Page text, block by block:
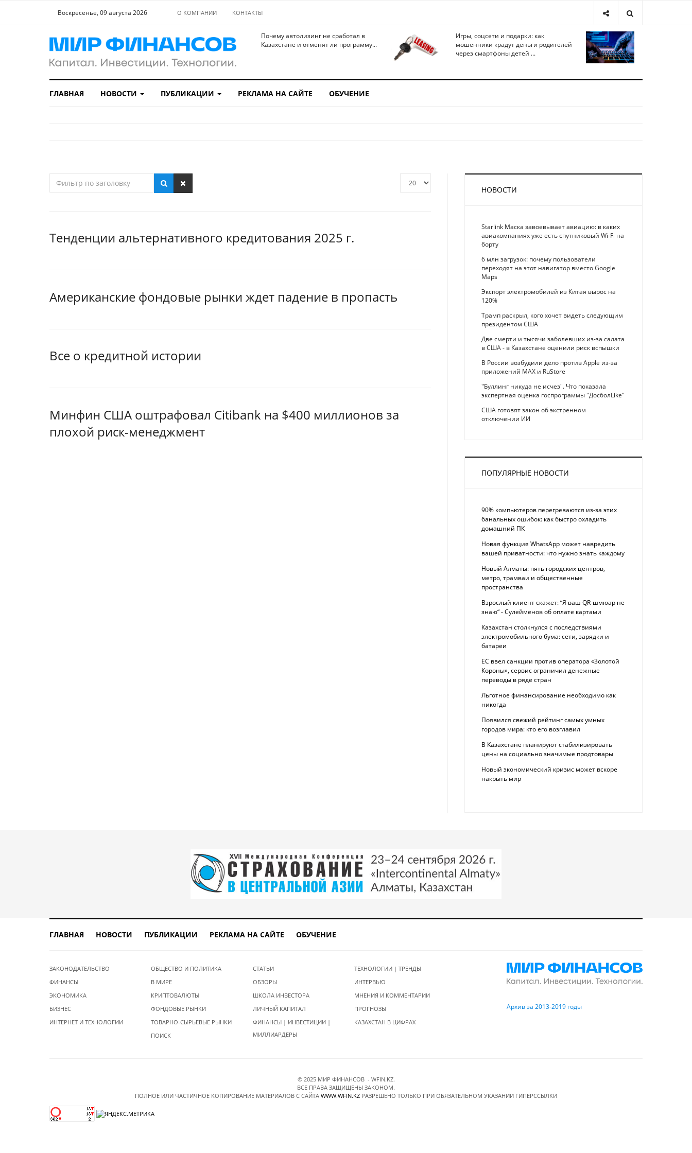
Воскресенье, 09 августа 2026 О КОМПАНИИ КОНТАКТЫ
Почему автолизинг не сработал в
Казахстане и отменят ли программу...
Игры, соцсети и подарки: как
мошенники крадут деньги родителей
через смартфоны детей ...
ГЛАВНАЯ НОВОСТИ ПУБЛИКАЦИИ РЕКЛАМА НА САЙТЕ ОБУЧЕНИЕ
Тенденции альтернативного кредитования 2025 г.
Американские фондовые рынки ждет падение в пропасть
Все о кредитной истории
Минфин США оштрафовал Citibank на $400 миллионов за
плохой риск-менеджмент
НОВОСТИ
Starlink Маска завоевывает авиацию: в каких
авиакомпаниях уже есть спутниковый Wi-Fi на
борту
6 млн загрузок: почему пользователи
переходят на этот навигатор вместо Google
Maps
Экспорт электромобилей из Китая вырос на
120%
Трамп раскрыл, кого хочет видеть следующим
президентом США
Две смерти и тысячи заболевших из-за салата
в США - в Казахстане оценили риск вспышки
В России возбудили дело против Apple из-за
приложений MAX и RuStore
"Буллинг никуда не исчез". Что показала
экспертная оценка госпрограммы "ДосболLike"
США готовят закон об экстренном
отключении ИИ
ПОПУЛЯРНЫЕ НОВОСТИ
90% компьютеров перегреваются из-за этих
банальных ошибок: как быстро охладить
домашний ПК
Новая функция WhatsApp может навредить
вашей приватности: что нужно знать каждому
Новый Алматы: пять городских центров,
метро, трамваи и общественные
пространства
Взрослый клиент скажет: “Я ваш QR-шмюар не
знаю“ - Сулейменов об оплате картами
Казахстан столкнулся с последствиями
электромобильного бума: сети, зарядки и
батареи
ЕС ввел санкции против оператора «Золотой
Короны», сервис ограничил денежные
переводы в ряде стран
Льготное финансирование необходимо как
никогда
Появился свежий рейтинг самых умных
городов мира: кто его возглавил
В Казахстане планируют стабилизировать
цены на социально значимые продтовары
Новый экономический кризис может вскоре
накрыть мир
ГЛАВНАЯ НОВОСТИ ПУБЛИКАЦИИ РЕКЛАМА НА САЙТЕ ОБУЧЕНИЕ
ЗАКОНОДАТЕЛЬСТВО
ФИНАНСЫ
ЭКОНОМИКА
БИЗНЕС
ИНТЕРНЕТ И ТЕХНОЛОГИИ
ОБЩЕСТВО И ПОЛИТИКА
В МИРЕ
КРИПТОВАЛЮТЫ
ФОНДОВЫЕ РЫНКИ
ТОВАРНО-СЫРЬЕВЫЕ РЫНКИ
ПОИСК
СТАТЬИ
ОБЗОРЫ
ШКОЛА ИНВЕСТОРА
ЛИЧНЫЙ КАПИТАЛ
ФИНАНСЫ | ИНВЕСТИЦИИ |
МИЛЛИАРДЕРЫ
ТЕХНОЛОГИИ | ТРЕНДЫ
ИНТЕРВЬЮ
МНЕНИЯ И КОММЕНТАРИИ
ПРОГНОЗЫ
КАЗАХСТАН В ЦИФРАХ
Архив за 2013-2019 годы
© 2025 МИР ФИНАНСОВ - WFIN.KZ.
ВСЕ ПРАВА ЗАЩИЩЕНЫ ЗАКОНОМ.
ПОЛНОЕ ИЛИ ЧАСТИЧНОЕ КОПИРОВАНИЕ МАТЕРИАЛОВ C САЙТА WWW.WFIN.KZ РАЗРЕШЕНО ТОЛЬКО ПРИ ОБЯЗАТЕЛЬНОМ УКАЗАНИИ ГИПЕРССЫЛКИ